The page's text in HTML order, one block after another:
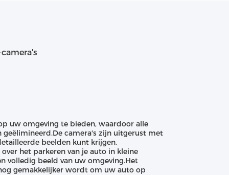
uw omgeving te bieden, waardoor alle
camera's zijn uitgerust met
beelden kunt krijgen.
het parkeren van je auto in kleine
volledig beeld van uw omgeving.Het
gemakkelijker wordt om uw auto op